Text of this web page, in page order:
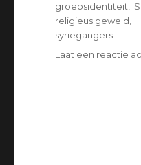
groepsidentiteit IS
religieus geweld
syriegangers
Laat een reactie